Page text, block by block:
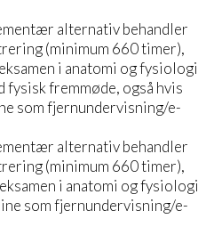
alternativ behandler
(minimum 660 timer),
i anatomi og fysiologi
fremmøde, også hvis
som fjernundervisning/e-
alternativ behandler
(minimum 660 timer),
i anatomi og fysiologi
som fjernundervisning/e-